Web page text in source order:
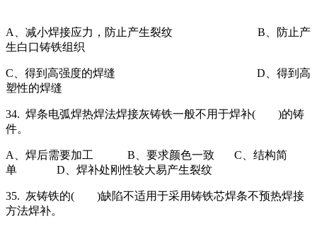
A、减小焊接应力，防止产生裂纹 B、防止产
生白口铸铁组织
C、得到高强度的焊缝 D、得到高
塑性的焊缝
34. 焊条电弧焊热焊法焊接灰铸铁一般不用于焊补( )的铸
件。
A、焊后需要加工 B、要求颜色一致 C、结构简
单 D、焊补处刚性较大易产生裂纹
35. 灰铸铁的( )缺陷不适用于采用铸铁芯焊条不预热焊接
方法焊补。